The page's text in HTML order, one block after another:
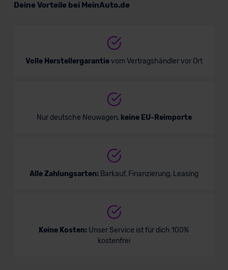
Deine Vorteile bei MeinAuto.de
Volle Herstellergarantievom Vertragshändler vor Ort
Nur deutsche Neuwagen, keine EU-Reimporte
Alle Zahlungsarten: Barkauf, Finanzierung, Leasing
Keine Kosten: Unser Service ist für dich 100%
kostenfrei